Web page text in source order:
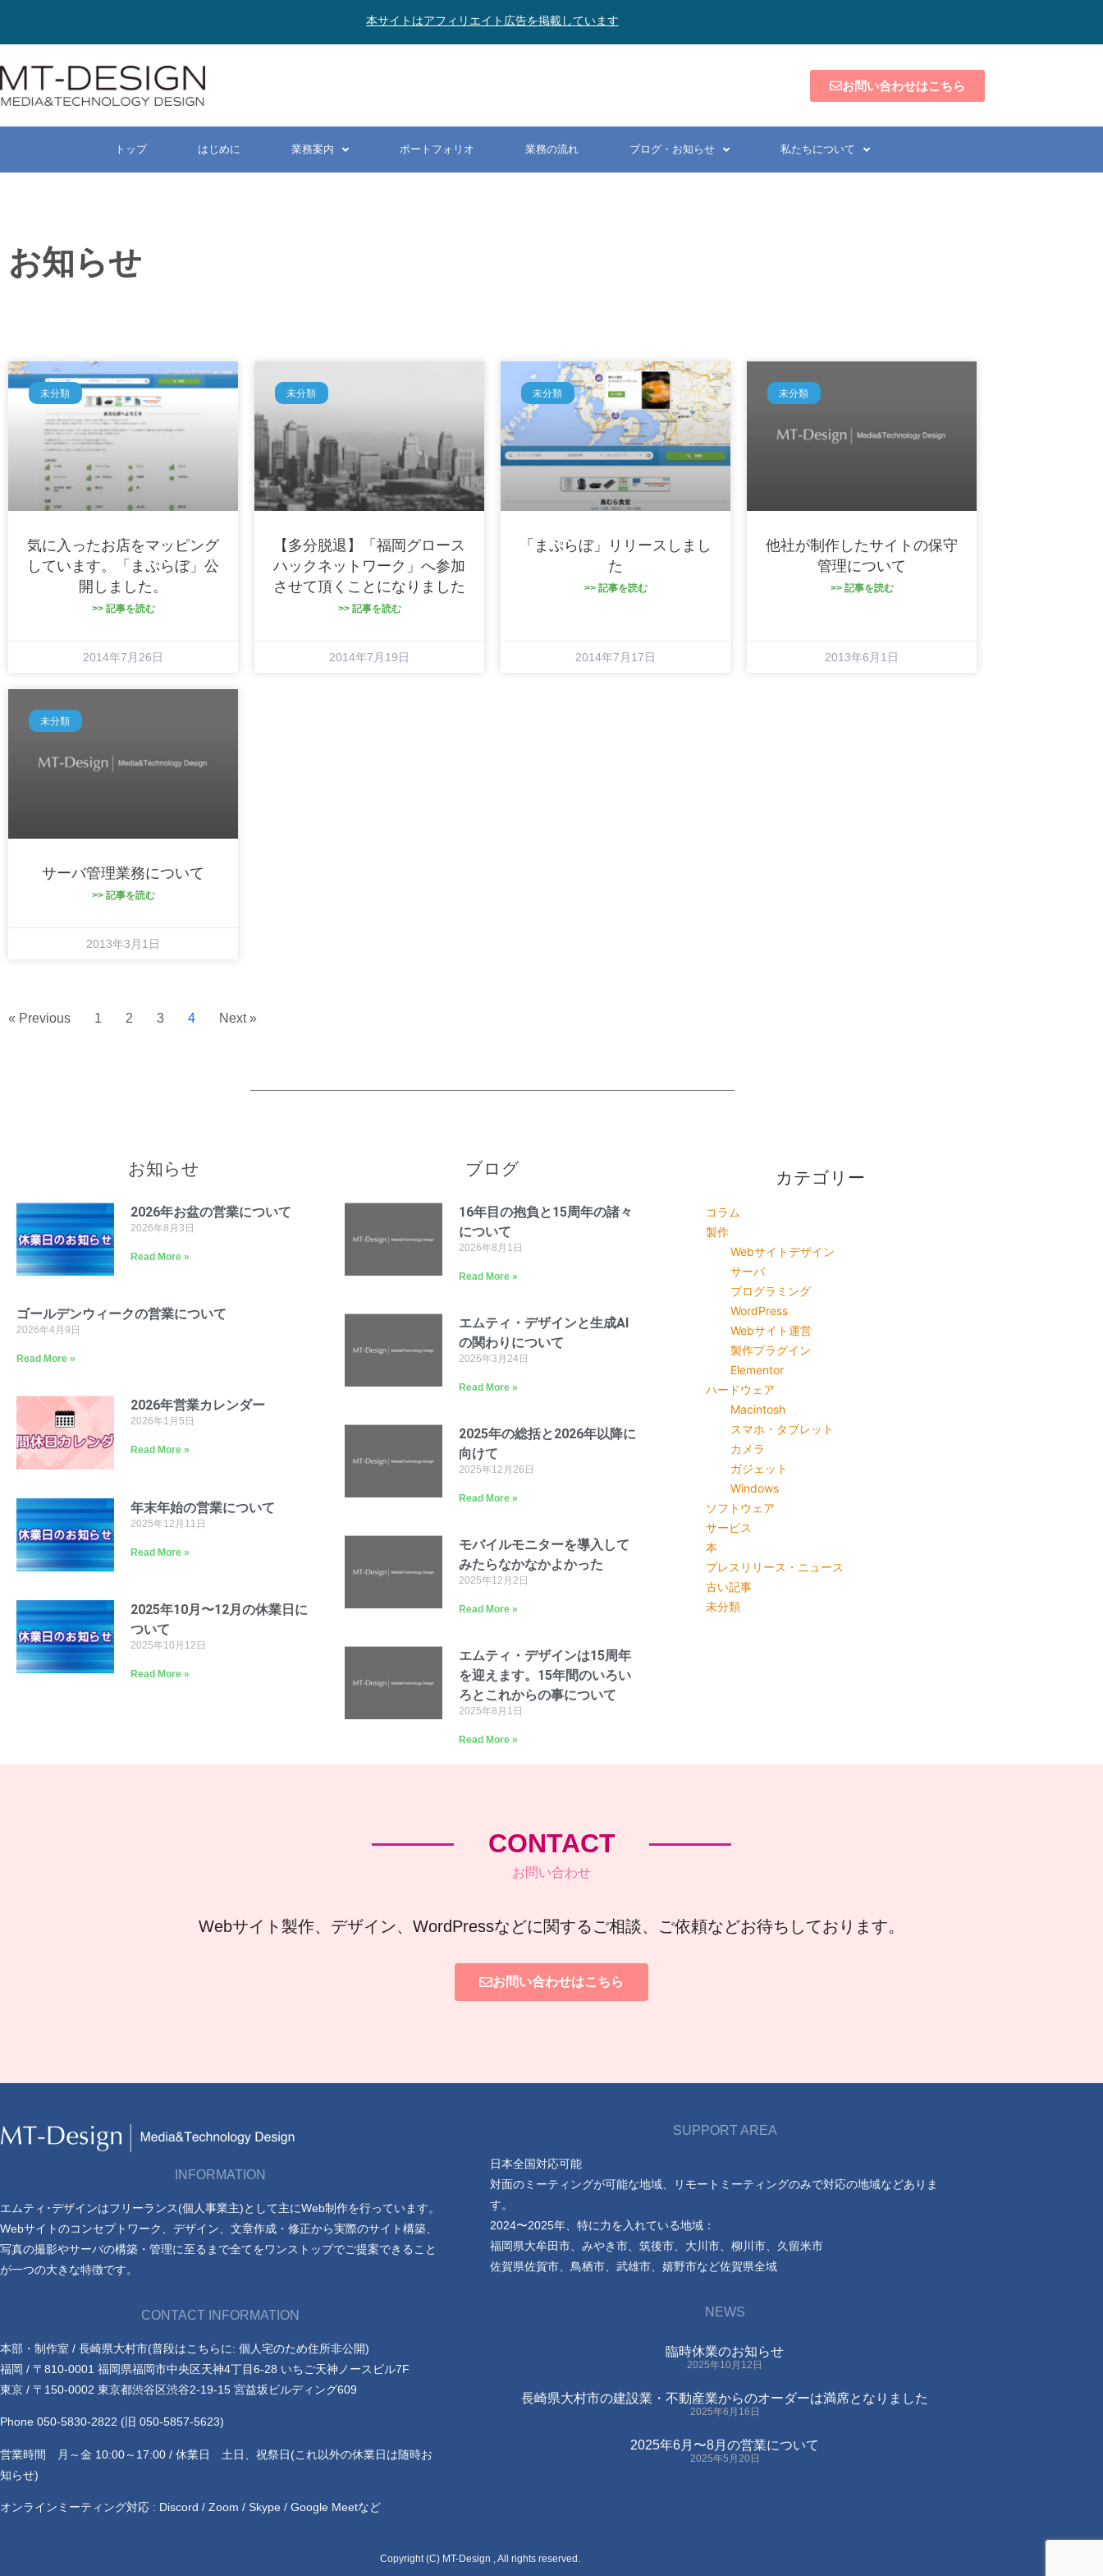
本サイトはアフィリエイト広告を掲載しています
お問い合わせはこちら
トップ はじめに 業務案内 ポートフォリオ 業務の流れ ブログ・お知らせ 私たちについて
お知らせ
未分類
気に入ったお店をマッピング
しています。「まぷらぼ」公
開しました。
>> 記事を読む
2014年7月26日
未分類
【多分脱退】「福岡グロース
ハックネットワーク」へ参加
させて頂くことになりました
>> 記事を読む
2014年7月19日
未分類
「まぷらぼ」リリースしまし
た
>> 記事を読む
2014年7月17日
未分類
他社が制作したサイトの保守
管理について
>> 記事を読む
2013年6月1日
未分類
サーバ管理業務について
>> 記事を読む
2013年3月1日
« Previous 1 2 3 4 Next »
お知らせ
2026年お盆の営業について
2026年8月3日
Read More »
ゴールデンウィークの営業について
2026年4月9日
Read More »
2026年営業カレンダー
2026年1月5日
Read More »
年末年始の営業について
2025年12月11日
Read More »
2025年10月〜12月の休業日に
ついて
2025年10月12日
Read More »
ブログ
16年目の抱負と15周年の諸々
について
2026年8月1日
Read More »
エムティ・デザインと生成AI
の関わりについて
2026年3月24日
Read More »
2025年の総括と2026年以降に
向けて
2025年12月26日
Read More »
モバイルモニターを導入して
みたらなかなかよかった
2025年12月2日
Read More »
エムティ・デザインは15周年
を迎えます。15年間のいろい
ろとこれからの事について
2025年8月1日
Read More »
カテゴリー
コラム
製作
Webサイトデザイン
サーバ
プログラミング
WordPress
Webサイト運営
製作プラグイン
Elementor
ハードウェア
Macintosh
スマホ・タブレット
カメラ
ガジェット
Windows
ソフトウェア
サービス
本
プレスリリース・ニュース
古い記事
未分類
CONTACT
お問い合わせ
Webサイト製作、デザイン、WordPressなどに関するご相談、ご依頼などお待ちしております。
お問い合わせはこちら
INFORMATION
エムティ･デザインはフリーランス(個人事業主)として主にWeb制作を行っています。
Webサイトのコンセプトワーク、デザイン、文章作成・修正から実際のサイト構築、
写真の撮影やサーバの構築・管理に至るまで全てをワンストップでご提案できること
が一つの大きな特徴です。
CONTACT INFORMATION
本部・制作室 / 長崎県大村市(普段はこちらに: 個人宅のため住所非公開)
福岡 / 〒810-0001 福岡県福岡市中央区天神4丁目6-28 いちご天神ノースビル7F
東京 / 〒150-0002 東京都渋谷区渋谷2-19-15 宮益坂ビルディング609
Phone 050-5830-2822 (旧 050-5857-5623)
営業時間 月～金 10:00～17:00 / 休業日 土日、祝祭日(これ以外の休業日は随時お
知らせ)
オンラインミーティング対応 : Discord / Zoom / Skype / Google Meetなど
SUPPORT AREA
日本全国対応可能
対面のミーティングが可能な地域、リモートミーティングのみで対応の地域などありま
す。
2024〜2025年、特に力を入れている地域：
福岡県大牟田市、みやき市、筑後市、大川市、柳川市、久留米市
佐賀県佐賀市、鳥栖市、武雄市、嬉野市など佐賀県全域
NEWS
臨時休業のお知らせ
2025年10月12日
長崎県大村市の建設業・不動産業からのオーダーは満席となりました
2025年6月16日
2025年6月〜8月の営業について
2025年5月20日
Copyright (C) MT-Design , All rights reserved.